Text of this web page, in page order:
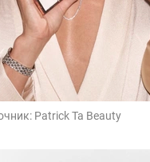
Patrick Ta Beauty